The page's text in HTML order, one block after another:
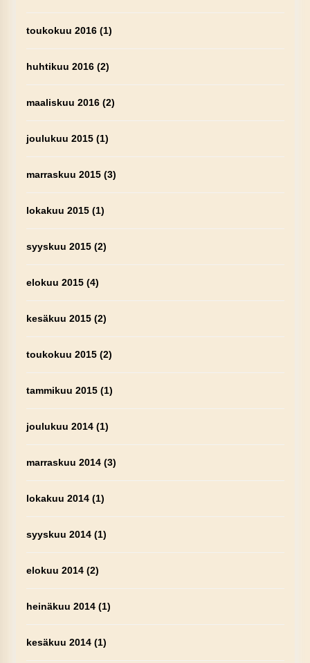
toukokuu 2016(1)
huhtikuu 2016(2)
maaliskuu 2016(2)
joulukuu 2015(1)
marraskuu 2015(3)
lokakuu 2015(1)
syyskuu 2015(2)
elokuu 2015(4)
kesäkuu 2015(2)
toukokuu 2015(2)
tammikuu 2015(1)
joulukuu 2014(1)
marraskuu 2014(3)
lokakuu 2014(1)
syyskuu 2014(1)
elokuu 2014(2)
heinäkuu 2014(1)
kesäkuu 2014(1)